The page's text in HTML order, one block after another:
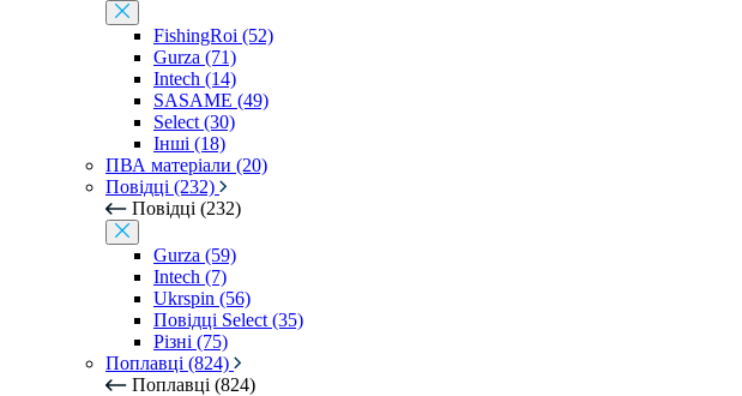
FishingRoi (52)
Gurza (71)
Intech (14)
SASAME (49)
Select (30)
Інші (18)
ПВА матеріали (20)
Повідці (232)
Повідці (232)
Gurza (59)
Intech (7)
Ukrspin (56)
Повідці Select (35)
Різні (75)
Поплавці (824)
Поплавці (824)